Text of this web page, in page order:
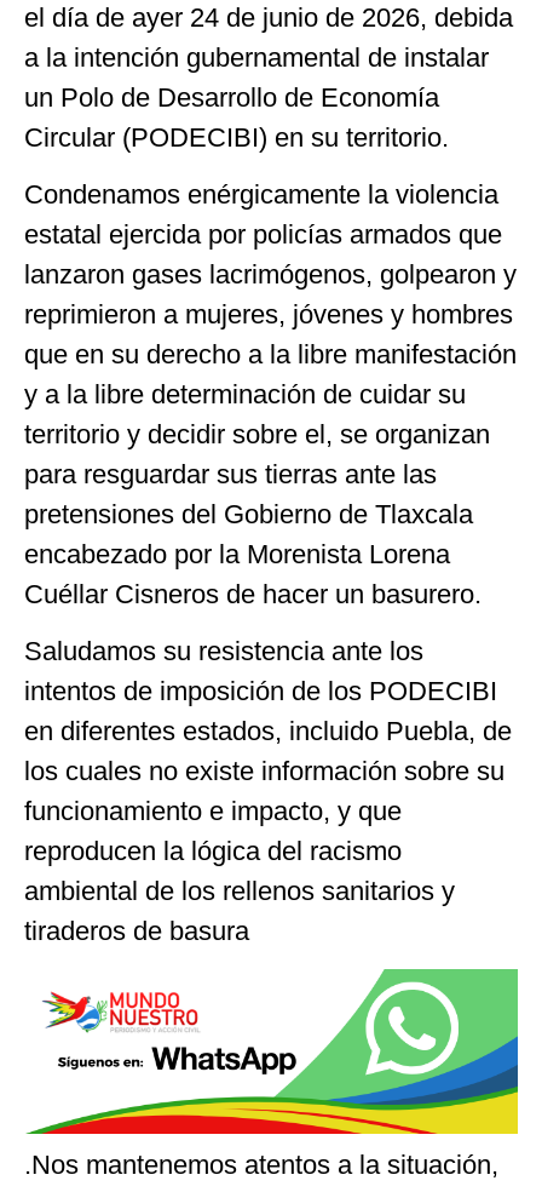
el día de ayer 24 de junio de 2026, debida
a la intención gubernamental de instalar
un Polo de Desarrollo de Economía
Circular (PODECIBI) en su territorio.
Condenamos enérgicamente la violencia
estatal ejercida por policías armados que
lanzaron gases lacrimógenos, golpearon y
reprimieron a mujeres, jóvenes y hombres
que en su derecho a la libre manifestación
y a la libre determinación de cuidar su
territorio y decidir sobre el, se organizan
para resguardar sus tierras ante las
pretensiones del Gobierno de Tlaxcala
encabezado por la Morenista Lorena
Cuéllar Cisneros de hacer un basurero.
Saludamos su resistencia ante los
intentos de imposición de los PODECIBI
en diferentes estados, incluido Puebla, de
los cuales no existe información sobre su
funcionamiento e impacto, y que
reproducen la lógica del racismo
ambiental de los rellenos sanitarios y
tiraderos de basura
.Nos mantenemos atentos a la situación,